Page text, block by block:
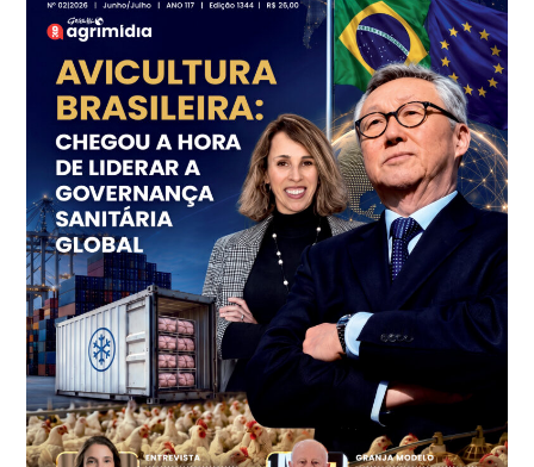
cx
Grande São Paulo (SP)
R$ 155,59
cx
Ovo Vermelho - Regional
Vermelho
R$ 159,31
cx
Ovo Branco - Regional
Bastos (SP)
R$ 134,40
cx
Ovo Vermelho - Regional
Bastos (SP)